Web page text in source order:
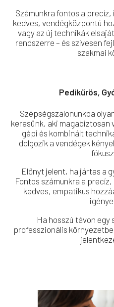
Számunkra fontos a
kedves, vendégközpontú
vagy az új technikák
rendszerre – és szívesen
szakmai
Pedikűrös,
Szépségszalonunkba
keresünk, aki
gépi és kombinált
dolgozik a vendégek
Előnyt jelent, ha jártas a
Fontos számunkra a
kedves, empatikus
Ha hosszú távon
professzionális